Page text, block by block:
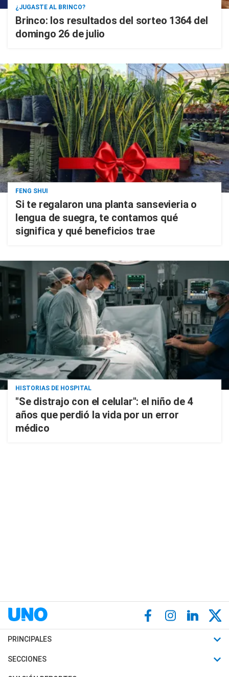
¿JUGASTE AL BRINCO?
Brinco: los resultados del sorteo 1364 del
domingo 26 de julio
FENG SHUI
Si te regalaron una planta sansevieria o
lengua de suegra, te contamos qué
significa y qué beneficios trae
HISTORIAS DE HOSPITAL
"Se distrajo con el celular": el niño de 4
años que perdió la vida por un error
médico
PRINCIPALES
Últimas Noticias
Política
SECCIONES